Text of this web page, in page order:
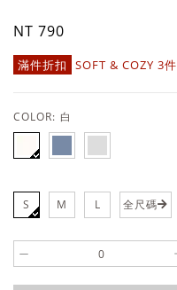
NT 790
滿件折扣 SOFT & COZY 3
COLOR: 白
S M L 全尺碼
-